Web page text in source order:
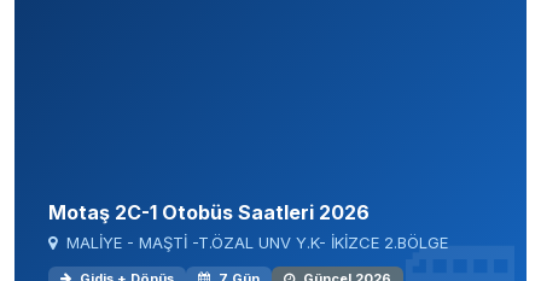
Motaş 2C-1 Otobüs Saatleri 2026
MALİYE - MAŞTİ -T.ÖZAL UNV Y.K- İKİZCE 2.BÖLGE